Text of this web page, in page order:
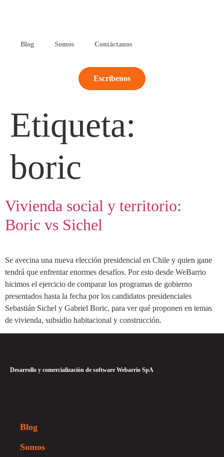
Blog Somos Contáctanos
Escríbenos
Etiqueta:
boric
Vivienda social y territorio:
Boric vs Sichel
Se avecina una nueva elección presidencial en Chile y quien gane
tendrá que enfrentar enormes desafíos. Por esto desde WeBarrio
hicimos el ejercicio de comparar los programas de gobierno
presentados hasta la fecha por los candidatos presidenciales
Sebastián Sichel y Gabriel Boric, para ver qué proponen en temas
de vivienda, subsidio habitacional y construcción.
Desarrollo y comercialización de software Webarrio SpA
Blog
Somos